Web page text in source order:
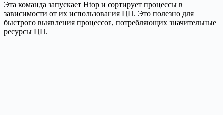
Эта команда запускает Htop и сортирует процессы в
зависимости от их использования ЦП. Это полезно для
быстрого выявления процессов, потребляющих значительные
ресурсы ЦП.